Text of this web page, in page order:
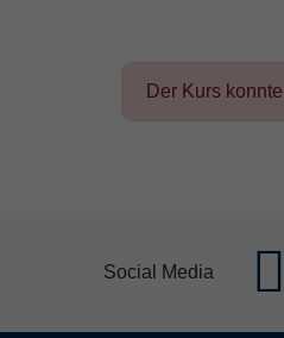
Der Kurs
Social Media